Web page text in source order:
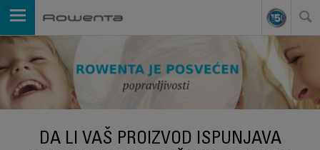
DA LI VAŠ PROIZVOD ISPUNJAVA